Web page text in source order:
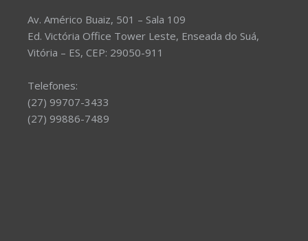
Av. Américo Buaiz, 501 – Sala 109
Ed. Victória Office Tower Leste, Enseada do Suá,
Vitória – ES, CEP: 29050-911
Telefones:
(27) 99707-3433
(27) 99886-7489